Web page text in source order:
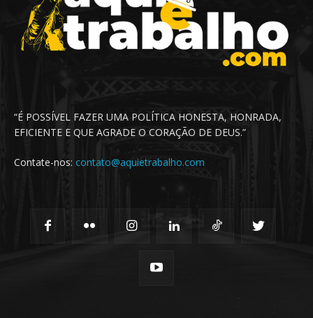
“É POSSÍVEL FAZER UMA POLÍTICA HONESTA, HONRADA,
EFICIENTE E QUE AGRADE O CORAÇÃO DE DEUS.”
Contate-nos: contato@aquietrabalho.com